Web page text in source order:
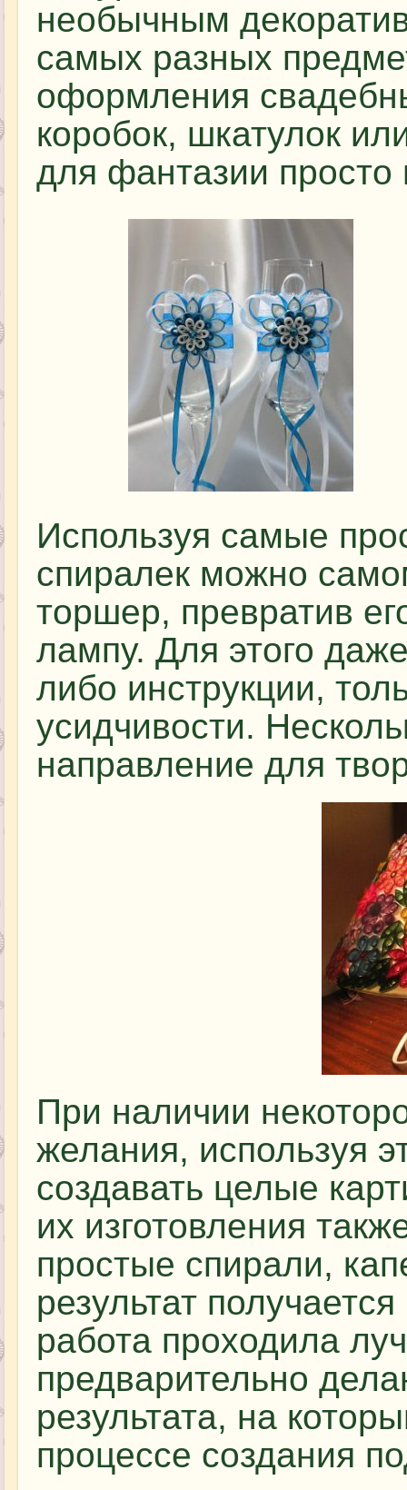
необычным
самых разных
оформления
коробок, шкатулок
для фантазии просто
Используя самые
спиралек можно
торшер, превратив
лампу. Для этого
либо инструкции,
усидчивости.
направление для
При наличии
желания, используя
создавать целые
их изготовления
простые спирали,
результат
работа проходила
предварительно
результата, на
процессе создания